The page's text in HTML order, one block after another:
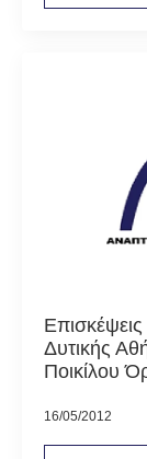
Δυτικής
Ποικίλου
16/05/2012